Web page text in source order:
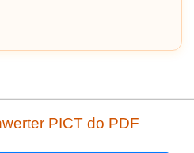
PICT do PDF